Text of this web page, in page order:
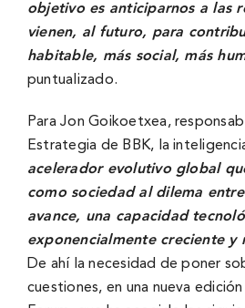
objetivo es anticiparnos a las
vienen, al futuro, para
habitable, más social, más
puntualizado.
Para Jon Goikoetxea,
Estrategia de BBK, la
acelerador evolutivo global
como sociedad al dilema
avance, una capacidad
exponencialmente creciente y
De ahí la necesidad de poner
cuestiones, en una nueva